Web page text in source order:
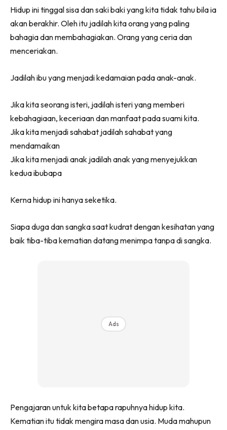
(Twitter)
Hidup ini tinggal sisa dan saki baki yang kita tidak tahu bila ia
akan berakhir. Oleh itu jadilah kita orang yang paling
bahagia dan membahagiakan. Orang yang ceria dan
menceriakan.
Jadilah ibu yang menjadi kedamaian pada anak-anak.
Jika kita seorang isteri, jadilah isteri yang memberi
kebahagiaan, keceriaan dan manfaat pada suami kita.
Jika kita menjadi sahabat jadilah sahabat yang
mendamaikan
Jika kita menjadi anak jadilah anak yang menyejukkan
kedua ibubapa
Kerna hidup ini hanya seketika.
Siapa duga dan sangka saat kudrat dengan kesihatan yang
baik tiba-tiba kematian datang menimpa tanpa di sangka.
Ads
Pengajaran untuk kita betapa rapuhnya hidup kita.
Kematian itu tidak mengira masa dan usia. Muda mahupun